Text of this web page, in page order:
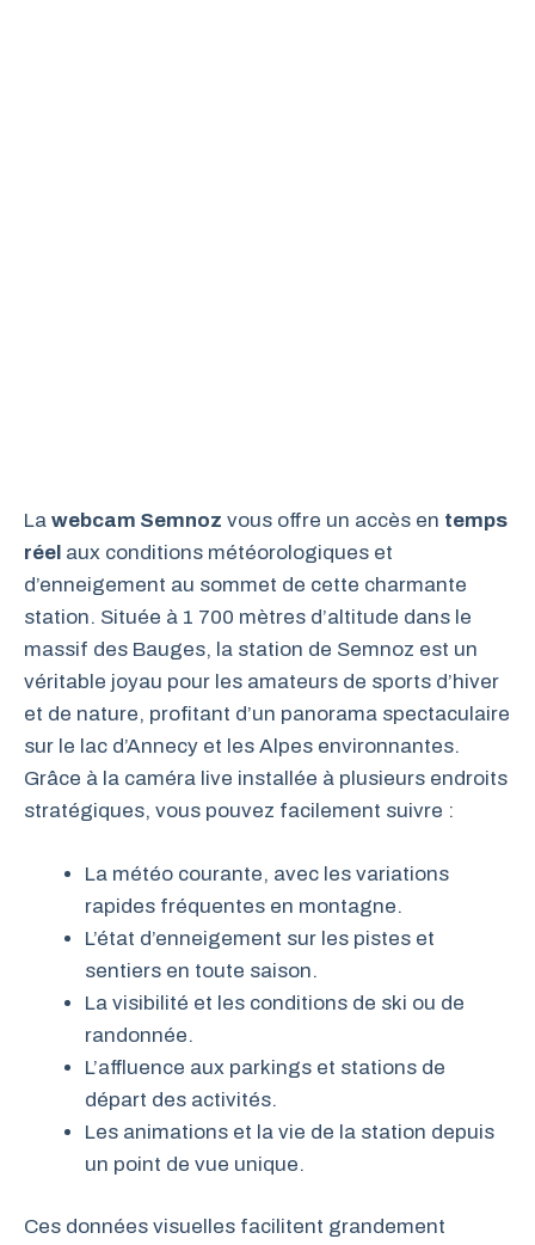
La webcam Semnoz vous offre un accès en temps
réel aux conditions météorologiques et
d’enneigement au sommet de cette charmante
station. Située à 1 700 mètres d’altitude dans le
massif des Bauges, la station de Semnoz est un
véritable joyau pour les amateurs de sports d’hiver
et de nature, profitant d’un panorama spectaculaire
sur le lac d’Annecy et les Alpes environnantes.
Grâce à la caméra live installée à plusieurs endroits
stratégiques, vous pouvez facilement suivre :
La météo courante, avec les variations
rapides fréquentes en montagne.
L’état d’enneigement sur les pistes et
sentiers en toute saison.
La visibilité et les conditions de ski ou de
randonnée.
L’affluence aux parkings et stations de
départ des activités.
Les animations et la vie de la station depuis
un point de vue unique.
Ces données visuelles facilitent grandement